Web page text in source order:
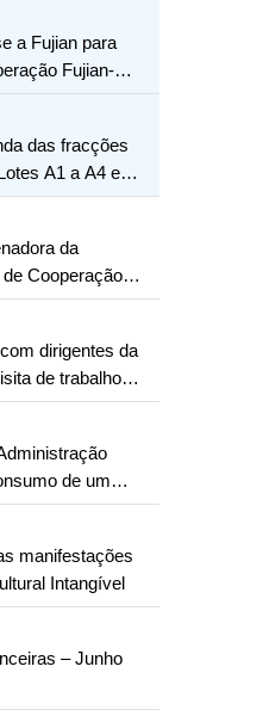
a Fujian para
Fujian-
das fracções
A1 a A4 e
da
Cooperação
e Macau em
dirigentes da
de trabalho
de um
manifestações
Intangível
– Junho